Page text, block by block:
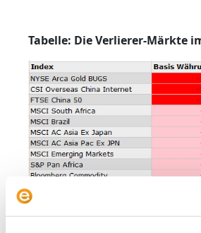
Tabelle: Die Verlierer-Märkte